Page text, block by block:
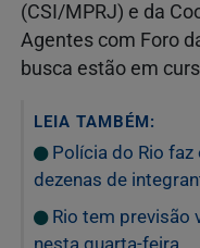
(CSI/MPRJ) e da
Agentes com Foro
busca estão em
LEIA TAMBÉM:
Polícia do Rio faz
dezenas de
Rio tem previsão